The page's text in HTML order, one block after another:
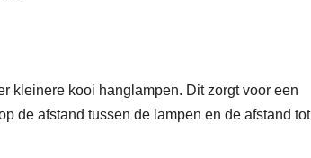
kleinere kooi hanglampen. Dit zorgt voor een
de afstand tussen de lampen en de afstand tot